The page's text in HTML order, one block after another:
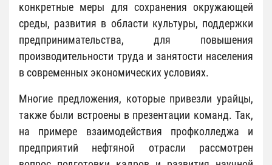
конкретные меры для сохранения окружающей
среды, развития в области культуры, поддержки
предпринимательства, для повышения
производительности труда и занятости населения
в современных экономических условиях.
Многие предложения, которые привезли урайцы,
также были встроены в презентации команд. Так,
на примере взаимодействия профколледжа и
предприятий нефтяной отрасли рассмотрен